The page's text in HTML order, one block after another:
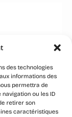
des technologies
informations des
permettra de
ou les ID
retirer son
caractéristiques